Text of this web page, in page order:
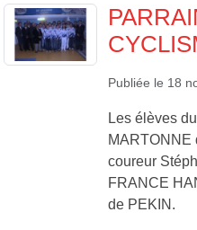
Publiée le 18
Les élèves
MARTONNE
coureur
FRANCE
de PEKIN.